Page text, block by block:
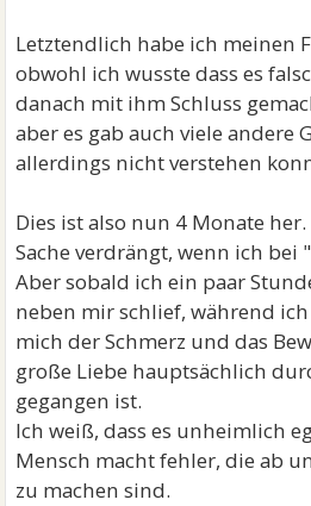
Letztendlich habe ich meinen
obwohl ich wusste dass es
danach mit ihm Schluss
aber es gab auch viele andere
allerdings nicht verstehen
Dies ist also nun 4 Monate
Sache verdrängt, wenn ich bei
Aber sobald ich ein paar
neben mir schlief, während
mich der Schmerz und das
große Liebe hauptsächlich
gegangen ist.
Ich weiß, dass es unheimlich
Mensch macht fehler, die ab
zu machen sind.